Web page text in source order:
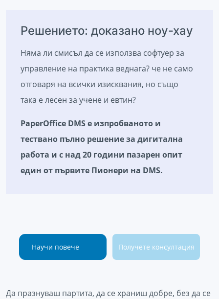
Решението: доказано ноу-хау
Няма ли смисъл да се използва софтуер за
управление на практика веднага? че не само
отговаря на всички изисквания, но също
така е лесен за учене и евтин?
PaperOffice DMS е изпробваното и
тествано пълно решение за дигитална
работа и с над 20 години пазарен опит
един от първите Пионери на DMS.
Научи повече Получете консултация
Да празнуваш партита, да се храниш добре, без да се